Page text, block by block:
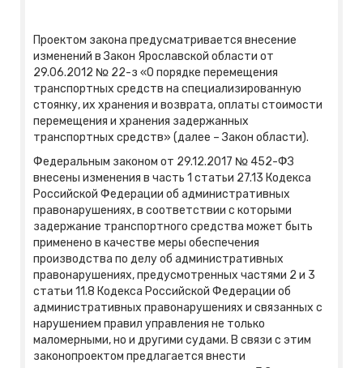
Проектом закона предусматривается внесение
изменений в Закон Ярославской области от
29.06.2012 № 22-з «О порядке перемещения
транспортных средств на специализированную
стоянку, их хранения и возврата, оплаты стоимости
перемещения и хранения задержанных
транспортных средств» (далее – Закон области).
Федеральным законом от 29.12.2017 № 452-ФЗ
внесены изменения в часть 1 статьи 27.13 Кодекса
Российской Федерации об административных
правонарушениях, в соответствии с которыми
задержание транспортного средства может быть
применено в качестве меры обеспечения
производства по делу об административных
правонарушениях, предусмотренных частями 2 и 3
статьи 11.8 Кодекса Российской Федерации об
административных правонарушениях и связанных с
нарушением правил управления не только
маломерными, но и другими судами. В связи с этим
законопроектом предлагается внести